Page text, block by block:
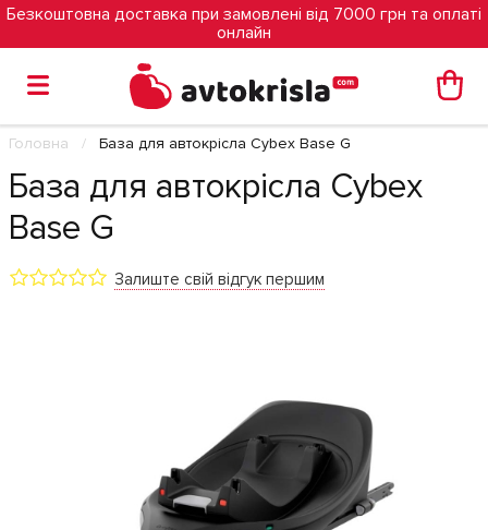
Безкоштовна доставка при замовлені від 7000 грн та оплаті
онлайн
Головна База для автокрісла Cybex Base G
База для автокрісла Cybex
Base G
Залиште свій відгук першим